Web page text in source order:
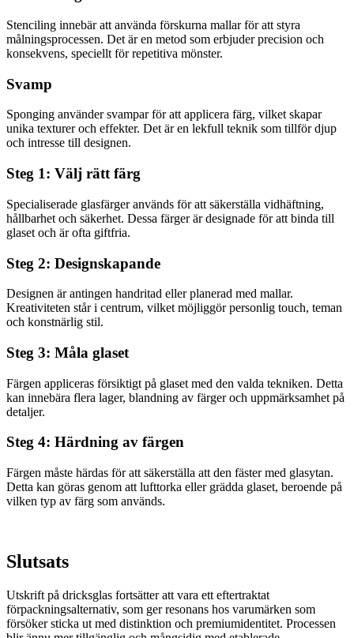
Stenciling innebär att använda förskurna mallar för att styra
målningsprocessen. Det är en metod som erbjuder precision och
konsekvens, speciellt för repetitiva mönster.
Svamp
Sponging använder svampar för att applicera färg, vilket skapar
unika texturer och effekter. Det är en lekfull teknik som tillför djup
och intresse till designen.
Steg 1: Välj rätt färg
Specialiserade glasfärger används för att säkerställa vidhäftning,
hållbarhet och säkerhet. Dessa färger är designade för att binda till
glaset och är ofta giftfria.
Steg 2: Designskapande
Designen är antingen handritad eller planerad med mallar.
Kreativiteten står i centrum, vilket möjliggör personlig touch, teman
och konstnärlig stil.
Steg 3: Måla glaset
Färgen appliceras försiktigt på glaset med den valda tekniken. Detta
kan innebära flera lager, blandning av färger och uppmärksamhet på
detaljer.
Steg 4: Härdning av färgen
Färgen måste härdas för att säkerställa att den fäster med glasytan.
Detta kan göras genom att lufttorka eller grädda glaset, beroende på
vilken typ av färg som används.
Slutsats
Utskrift på dricksglas fortsätter att vara ett eftertraktat
förpackningsalternativ, som ger resonans hos varumärken som
försöker sticka ut med distinktion och premiumidentitet. Processen